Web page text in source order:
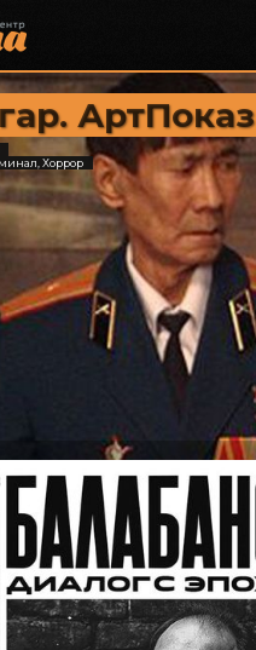
АртПоказ
Хоррор